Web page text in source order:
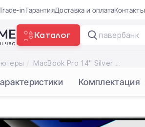
inГарантияДоставка и оплатаКонтакты
Каталог P|
MacBook Pro 14" Silver (Z15J0021W) 2021
Комплектация